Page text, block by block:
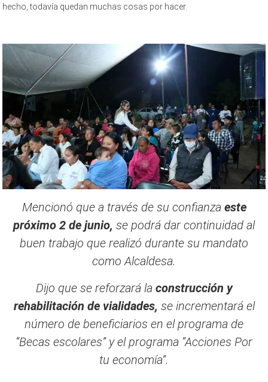
hecho, todavía quedan muchas cosas por hacer.
Mencionó que a través de su confianza este
próximo 2 de junio, se podrá dar continuidad al
buen trabajo que realizó durante su mandato
como Alcaldesa.
Dijo que se reforzará la construcción y
rehabilitación de vialidades, se incrementará el
número de beneficiarios en el programa de
“Becas escolares” y el programa “Acciones Por
tu economía”.